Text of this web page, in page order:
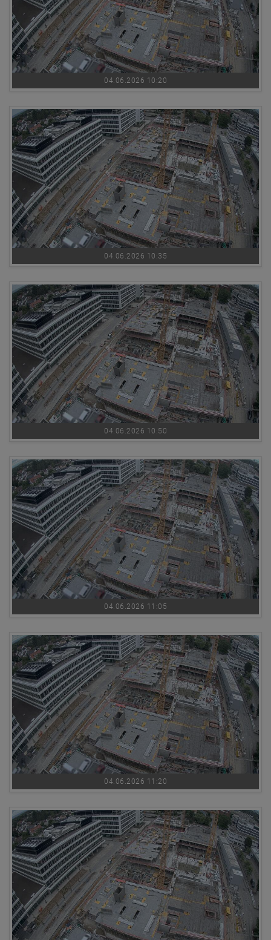
04.06.2026 10:20
04.06.2026 10:35
04.06.2026 10:50
04.06.2026 11:05
04.06.2026 11:20